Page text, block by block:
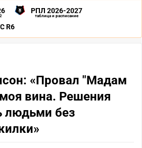
РПЛ 2026-2027
таблица и расписание
R6
«Провал "Мадам
вина. Решения
людьми без